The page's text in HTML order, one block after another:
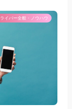
ライバー全般・ノウハウ